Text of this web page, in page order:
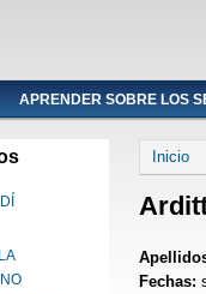
APRENDER SOBRE LOS
Se
Inicio
Fechas: